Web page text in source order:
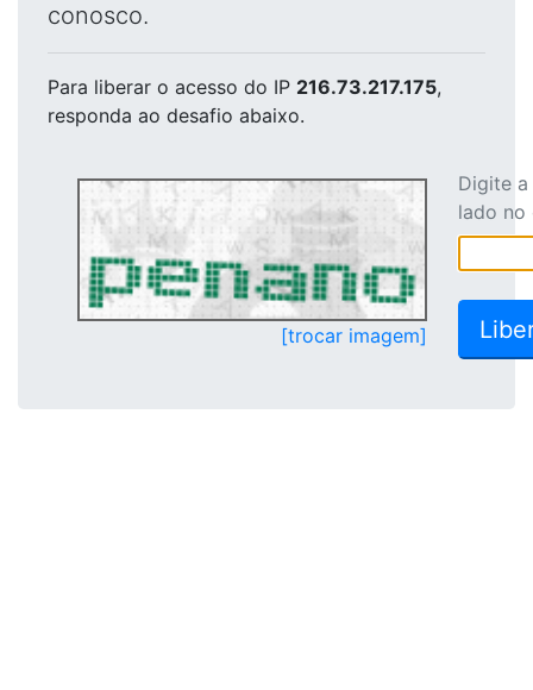
conosco.
Para liberar o acesso do IP 216.73.217.175,
responda ao desafio abaixo.
[trocar imagem]
Digite
lado no